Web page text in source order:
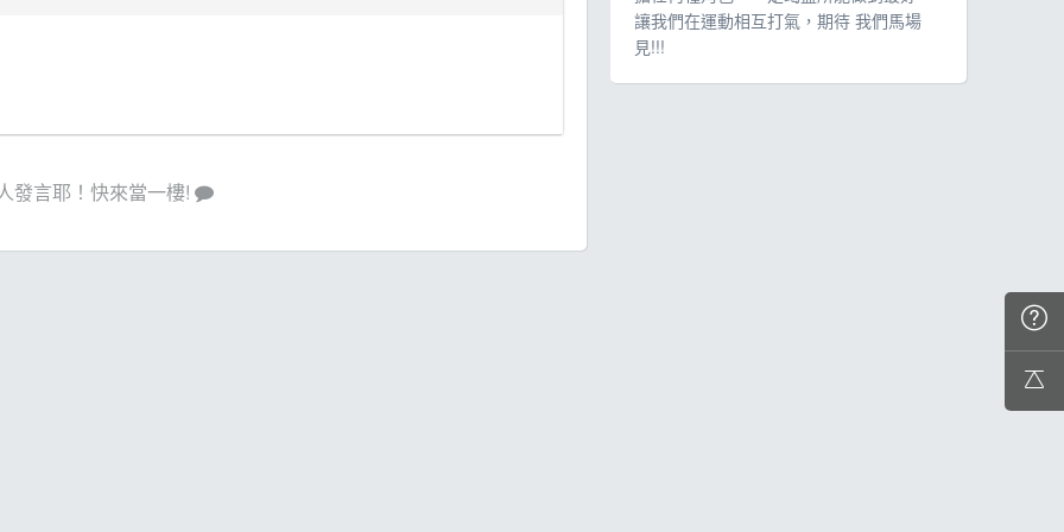
發言耶！快來當一樓!
讓我們在運動相互打氣，期待 我們馬場
見!!!